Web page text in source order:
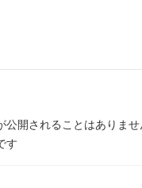
公開されることはありませ
す